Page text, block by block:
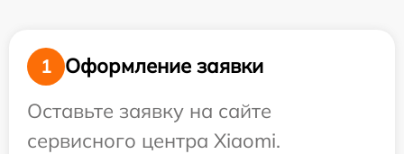
1
Оформление заявки
Оставьте заявку на сайте
сервисного центра Xiaomi.